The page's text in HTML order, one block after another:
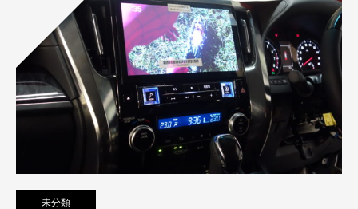
未分類